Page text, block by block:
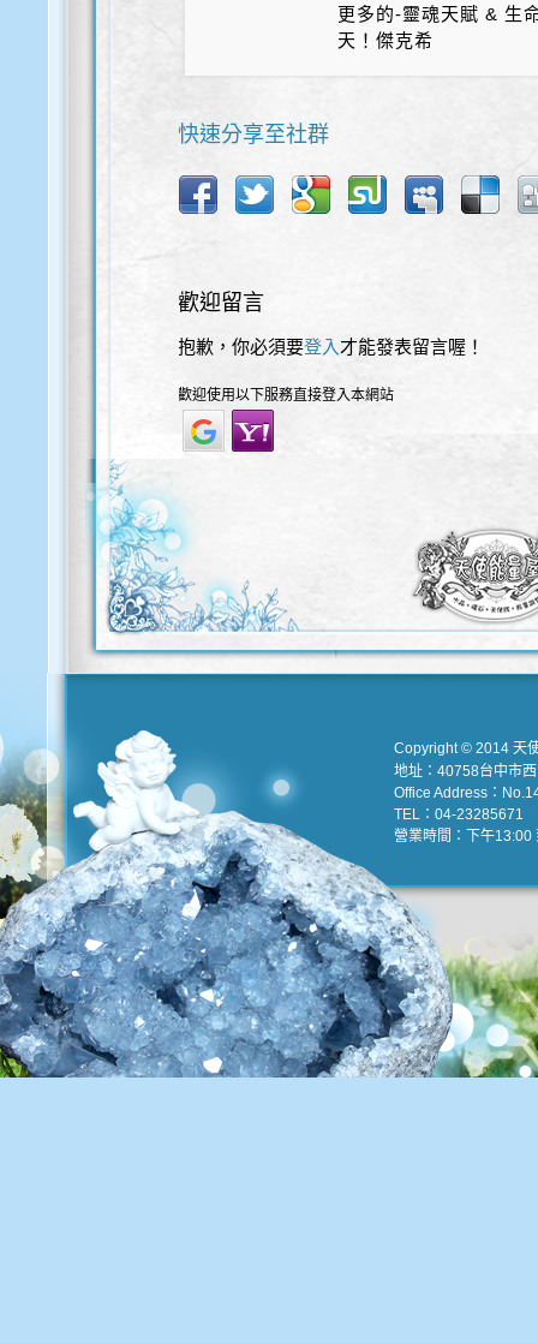
更多的-靈魂天賦 & 生
天！傑克希
快速分享至社群
歡迎留言
抱歉，你必須要登入 才能發表留言喔！
歡迎使用以下服務直接登入本網站
Copyright © 2014 天
地址：40758台中市
Office Address：
TEL：04-23285671
營業時間：下午13:00